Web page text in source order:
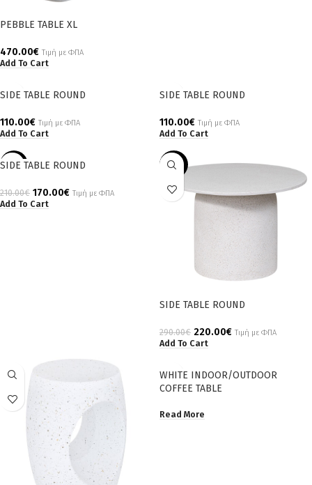
PEBBLE TABLE XL
470.00€ Τιμή με ΦΠΑ
Add To Cart
SIDE TABLE ROUND
110.00€ Τιμή με ΦΠΑ
Add To Cart
SIDE TABLE ROUND
110.00€ Τιμή με ΦΠΑ
Add To Cart
-19%
SIDE TABLE ROUND
210.00€ 170.00€ Τιμή με ΦΠΑ
Add To Cart
-24%
SIDE TABLE ROUND
290.00€ 220.00€ Τιμή με ΦΠΑ
Add To Cart
WHITE INDOOR/OUTDOOR
COFFEE TABLE
Read More